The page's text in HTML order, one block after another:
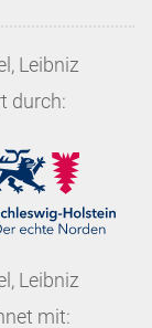
Leibniz
durch:
Leibniz
mit: